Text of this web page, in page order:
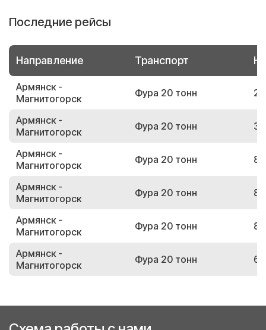
Последние рейсы
Направление Транспорт
Армянск -
Магнитогорск
Фура 20 тонн
Армянск -
Магнитогорск
Фура 20 тонн
Армянск -
Магнитогорск
Фура 20 тонн
Армянск -
Магнитогорск
Фура 20 тонн
Армянск -
Магнитогорск
Фура 20 тонн
Армянск -
Магнитогорск
Фура 20 тонн